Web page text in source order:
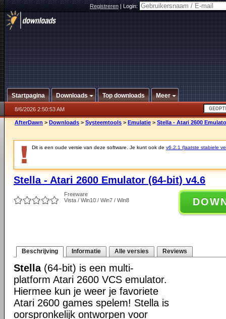
Registreren|Login:
Startpagina Downloads Top downloads Meer
8/6/2026 2:50:53 AM
AfterDawn > Downloads > Systeemtools > Emulatie > Stella - Atari 2600
Dit is een oude versie van deze software. Je kunt ook de v6.2.1 (laatste stabiele
Stella - Atari 2600 Emulator (64-bit) v4.6
Freeware
Vista / Win10 / Win7 / Win8
Beschrijving Informatie Alle versies Reviews
Stella(64-bit) is een multi-
platform Atari 2600 VCS emulator.
Hiermee kun je weer je favoriete
Atari 2600 games spelem! Stella is
oorspronkelijk ontworpen voor